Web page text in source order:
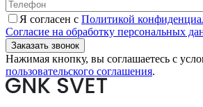
Я согласен с Политикой
Согласие на обработку персональных
Нажимая кнопку, вы соглашаетесь с
пользовательского соглашения.